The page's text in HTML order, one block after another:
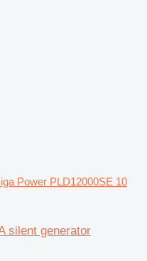
Power PLD12000SE 10
silent generator